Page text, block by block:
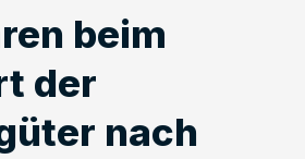
beim
der
nach